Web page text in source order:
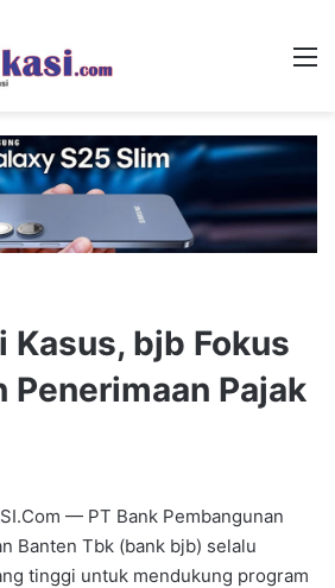
bjb Fokus
Penerimaan Pajak
— PT Bank Pembangunan
Banten Tbk (bank bjb) selalu
tinggi untuk mendukung program